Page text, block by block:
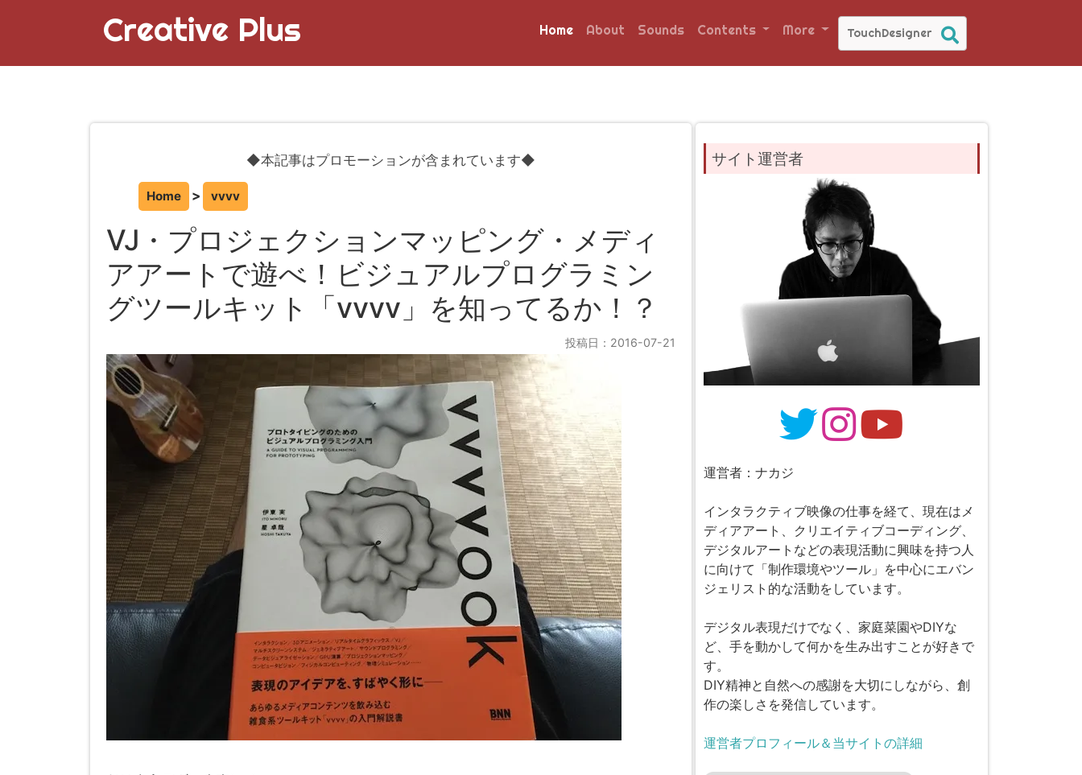
Creative Plus Home About Sounds Contents More
◆本記事はプロモーションが含まれています◆
Home vvvv
VJ・プロジェクションマッピング・メディ
アアートで遊べ！ビジュアルプログラミン
グツールキット「vvvv」を知ってるか！？
投稿日：2016-07-21
サイト運営者
運営者：ナカジ
インタラクティブ映像の仕事を経て、現在はメ
ディアアート、クリエイティブコーディング、
デジタルアートなどの表現活動に興味を持つ人
に向けて「制作環境やツール」を中心にエバン
ジェリスト的な活動をしています。
デジタル表現だけでなく、家庭菜園やDIYな
ど、手を動かして何かを生み出すことが好きで
す。
DIY精神と自然への感謝を大切にしながら、創
作の楽しさを発信しています。
運営者プロフィール＆当サイトの詳細